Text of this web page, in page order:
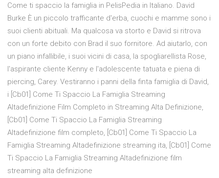
Come ti spaccio la famiglia in PelisPedia in Italiano. David
Burke È un piccolo trafficante d'erba, cuochi e mamme sono i
suoi clienti abituali. Ma qualcosa va storto e David si ritrova
con un forte debito con Brad il suo fornitore. Ad aiutarlo, con
un piano infallibile, i suoi vicini di casa, la spogliarellista Rose,
l'aspirante cliente Kenny e l'adolescente tatuata e piena di
piercing, Carey. Vestiranno i panni della finta famiglia di David,
i [Cb01] Come Ti Spaccio La Famiglia Streaming
Altadefinizione Film Completo in Streaming Alta Definizione,
[Cb01] Come Ti Spaccio La Famiglia Streaming
Altadefinizione film completo, [Cb01] Come Ti Spaccio La
Famiglia Streaming Altadefinizione streaming ita, [Cb01] Come
Ti Spaccio La Famiglia Streaming Altadefinizione film
streaming alta definizione